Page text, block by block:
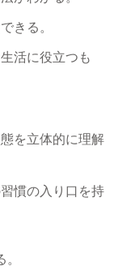
きる。
活に役立つも
を立体的に理解
慣の入り口を持